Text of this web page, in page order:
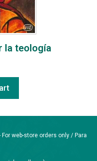
la teología
- For web-store orders only / Para